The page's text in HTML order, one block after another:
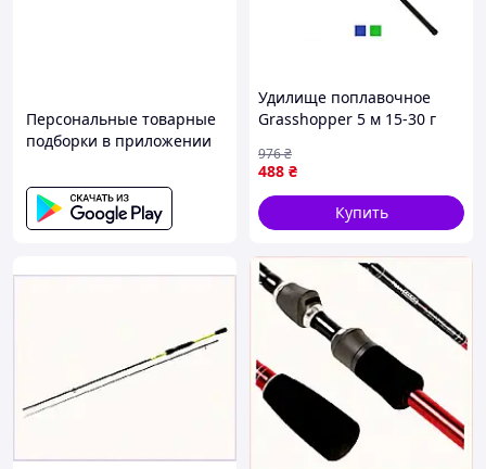
Персональные товарные
подборки в приложении
Удилище поплавочное
Grasshopper 5 м 15-30 г
прочное для ловли рыбы
488 ₴
976₴
Купить